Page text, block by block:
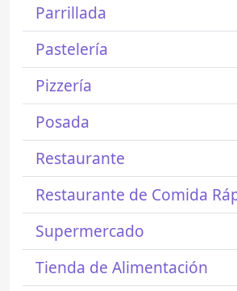
Parrillada
Pastelería
Pizzería
Posada
Restaurante
Restaurante de Comida
Supermercado
Tienda de Alimentación